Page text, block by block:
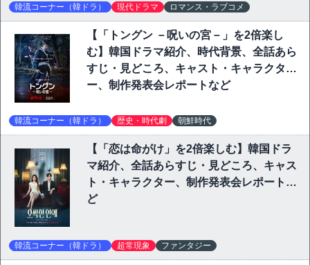
韓流コーナー（韓ドラ） 現代ドラマ ロマンス・ラブコメ
【「トングン －呪いの宮－」を2倍楽し
む】韓国ドラマ紹介、時代背景、全話あら
すじ・見どころ、キャスト・キャラクタ
ー、制作発表会レポートなど
韓流コーナー（韓ドラ） 歴史・時代劇 朝鮮時代
【「恋は命がけ」を2倍楽しむ】韓国ドラ
マ紹介、全話あらすじ・見どころ、キャス
ト・キャラクター、制作発表会レポートな
ど
韓流コーナー（韓ドラ） 超常現象 ファンタジー